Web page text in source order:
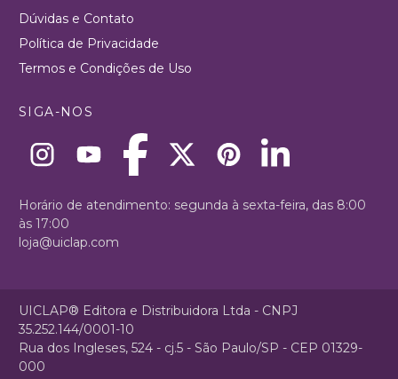
Dúvidas e Contato
Política de Privacidade
Termos e Condições de Uso
SIGA-NOS
Horário de atendimento: segunda à sexta-feira, das 8:00
às 17:00
loja@uiclap.com
UICLAP® Editora e Distribuidora Ltda - CNPJ
35.252.144/0001-10
Rua dos Ingleses, 524 - cj.5 - São Paulo/SP - CEP 01329-
000